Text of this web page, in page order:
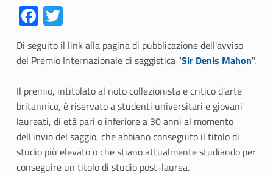
Fa
ce
b
o
o
k
T
w
itt
er
Di seguito il link alla pagina di pubblicazione dell'avviso
del Premio Internazionale di saggistica "Link identifier #identifier__152754-1
Sir Denis Mahon".
Il premio, intitolato al noto collezionista e critico d'arte
britannico, è riservato a studenti universitari e giovani
laureati, di età pari o inferiore a 30 anni al momento
dell'invio del saggio, che abbiano conseguito il titolo di
studio più elevato o che stiano attualmente studiando per
conseguire un titolo di studio post-laurea.